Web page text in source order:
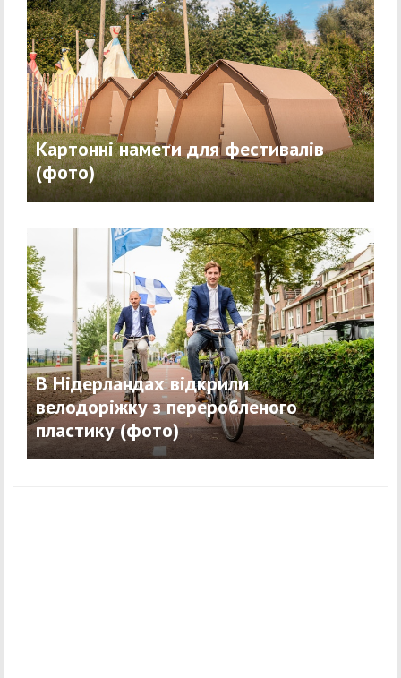
Картонні намети для фестивалів
(фото)
В Нідерландах відкрили
велодоріжку з переробленого
пластику (фото)